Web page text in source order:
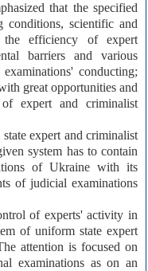
that the specified
scientific and
the efficiency of expert
barriers and various
conducting;
great opportunities and
expert and criminalist
expert and criminalist
system has to contain
of Ukraine with its
of judicial examinations
of experts' activity in
of uniform state expert
attention is focused on
examinations as on an